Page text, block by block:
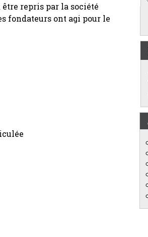
repris par la société
fondateurs ont agi pour le